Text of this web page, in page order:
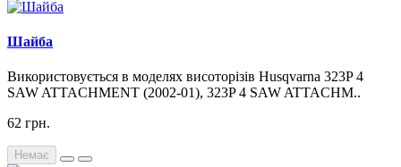
Шайба
Використовується в моделях висоторізів Husqvarna 323P 4
SAW ATTACHMENT (2002-01), 323P 4 SAW ATTACHM..
62 грн.
Немає